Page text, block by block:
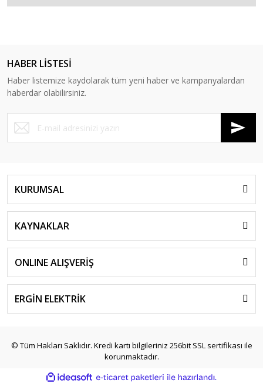
HABER LİSTESİ
Haber listemize kaydolarak tüm yeni haber ve kampanyalardan
haberdar olabilirsiniz.
KURUMSAL
KAYNAKLAR
ONLINE ALIŞVERİŞ
ERGİN ELEKTRİK
© Tüm Hakları Saklıdır. Kredi kartı bilgileriniz 256bit SSL sertifikası ile
korunmaktadır.
ideasoft e-